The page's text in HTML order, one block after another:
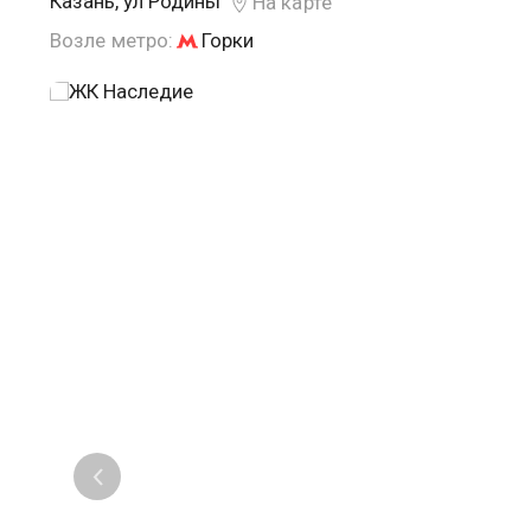
Возле метро:
Горки